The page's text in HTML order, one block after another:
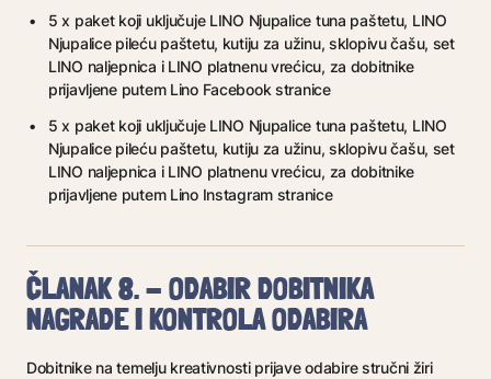
5 x paket koji uključuje LINO Njupalice tuna paštetu, LINO
Njupalice pileću paštetu, kutiju za užinu, sklopivu čašu, set
LINO naljepnica i LINO platnenu vrećicu, za dobitnike
prijavljene putem Lino Facebook stranice
5 x paket koji uključuje LINO Njupalice tuna paštetu, LINO
Njupalice pileću paštetu, kutiju za užinu, sklopivu čašu, set
LINO naljepnica i LINO platnenu vrećicu, za dobitnike
prijavljene putem Lino Instagram stranice
ČLANAK 8. - ODABIR DOBITNIKA
NAGRADE I KONTROLA ODABIRA
Dobitnike na temelju kreativnosti prijave odabire stručni žiri